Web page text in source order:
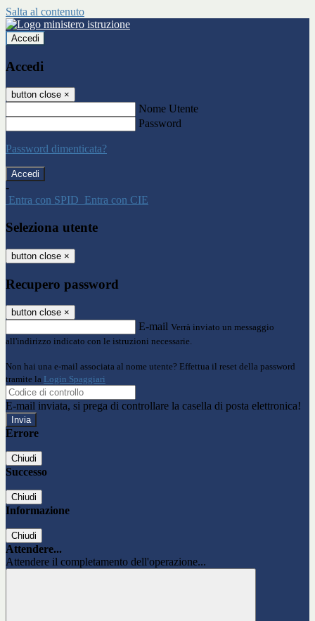
Salta al contenuto
Accedi
Accedi
button close ×
Nome Utente
Password
Password dimenticata?
-
Entra con SPID Entra con CIE
Seleziona utente
button close ×
Recupero password
button close ×
E-mail Verrà inviato un messaggio
all'indirizzo indicato con le istruzioni necessarie.
Non hai una e-mail associata al nome utente? Effettua il reset della password
tramite la Login Spaggiari
E-mail inviata, si prega di controllare la casella di posta elettronica!
Errore
Chiudi
Successo
Chiudi
Informazione
Chiudi
Attendere...
Attendere il completamento dell'operazione...